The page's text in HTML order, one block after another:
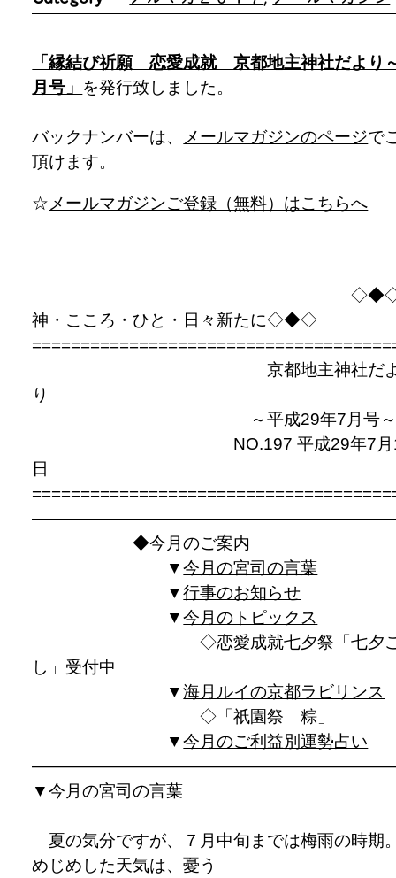
「縁結び祈願 恋愛成就 京都地主神社だより
月号」 を発行致しました。
バックナンバーは、 メールマガジンのページで
頂けます。
☆ メールマガジンご登録（無料）はこちらへ
神・こころ・ひと・日々新たに◇◆◇
京都地主神社だ
り
～平成29年7月号
NO.197 平成29年7月
日
◆今月のご案内
▼今月の宮司の言葉
▼行事のお知らせ
▼今月のトピックス
◇恋愛成就七夕祭「七夕こ
し」受付中
▼海月ルイの京都ラビリンス
◇「祇園祭 粽」
▼今月のご利益別運勢占い
▼今月の宮司の言葉
夏の気分ですが、７月中旬までは梅雨の時期
めじめした天気は、憂う